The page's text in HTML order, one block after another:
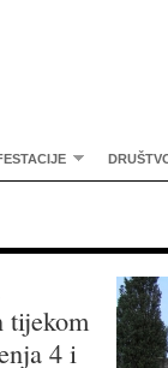
tijekom
4 i